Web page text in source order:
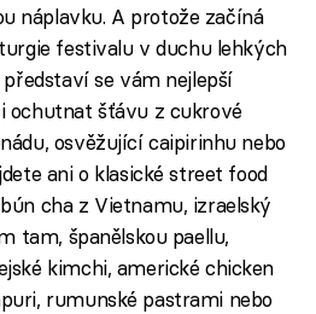
náplavku. A protože začíná
festivalu v duchu lehkých
se vám nejlepší
ochutnat šťávu z cukrové
osvěžující caipirinhu nebo
ani o klasické street food
cha z Vietnamu, izraelský
tam, španělskou paellu,
kimchi, americké chicken
rumunské pastrami nebo